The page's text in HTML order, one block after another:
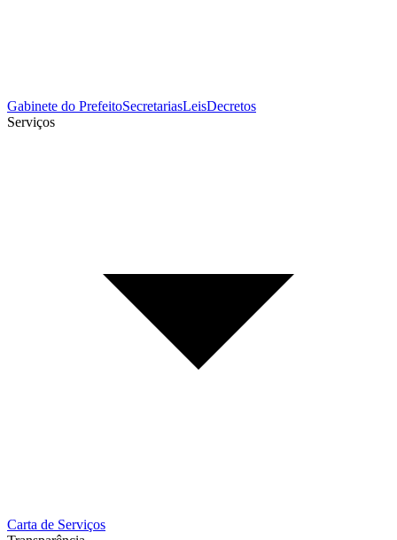
Gabinete do PrefeitoSecretariasLeisDecretos
Serviços
Carta de Serviços